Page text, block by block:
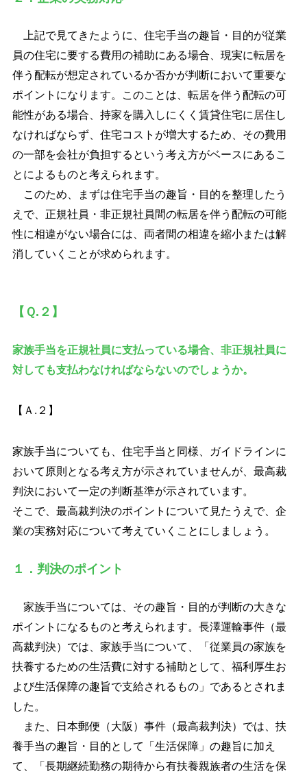
上記で見てきたように、住宅手当の趣旨・目的が従業
員の住宅に要する費用の補助にある場合、現実に転居を
伴う配転が想定されているか否かが判断において重要な
ポイントになります。このことは、転居を伴う配転の可
能性がある場合、持家を購入しにくく賃貸住宅に居住し
なければならず、住宅コストが増大するため、その費用
の一部を会社が負担するという考え方がベースにあるこ
とによるものと考えられます。
このため、まずは住宅手当の趣旨・目的を整理したう
えで、正規社員・非正規社員間の転居を伴う配転の可能
性に相違がない場合には、両者間の相違を縮小または解
消していくことが求められます。
【Ｑ.２】
家族手当を正規社員に支払っている場合、非正規社員に
対しても支払わなければならないのでしょうか。
【Ａ.２】
家族手当についても、住宅手当と同様、ガイドラインに
おいて原則となる考え方が示されていませんが、最高裁
判決において一定の判断基準が示されています。
そこで、最高裁判決のポイントについて見たうえで、企
業の実務対応について考えていくことにしましょう。
１．判決のポイント
家族手当については、その趣旨・目的が判断の大きな
ポイントになるものと考えられます。長澤運輸事件（最
高裁判決）では、家族手当について、「従業員の家族を
扶養するための生活費に対する補助として、福利厚生お
よび生活保障の趣旨で支給されるもの」であるとされま
した。
また、日本郵便（大阪）事件（最高裁判決）では、扶
養手当の趣旨・目的として「生活保障」の趣旨に加え
て、「長期継続勤務の期待から有扶養親族者の生活を保